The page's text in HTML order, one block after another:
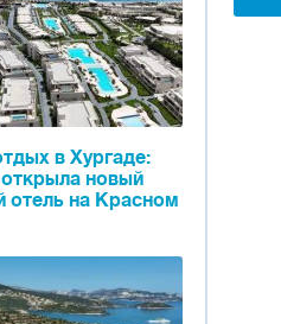
в Хургаде:
новый
отель на Красном